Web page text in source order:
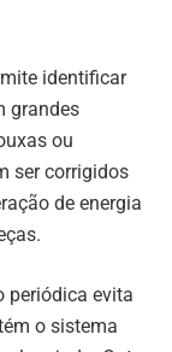
identificar
grandes
ou
ser corrigidos
de energia
periódica evita
o sistema